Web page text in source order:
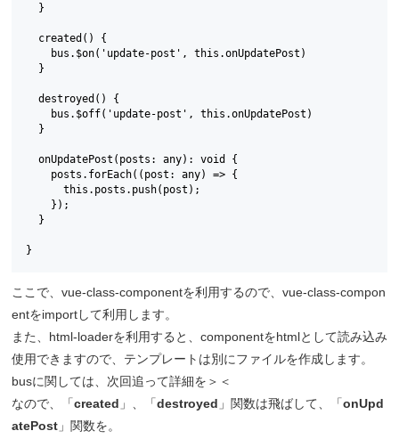
  }
  created() {
    bus.$on('update-post', this.onUpdatePost)
  }
  destroyed() {
    bus.$off('update-post', this.onUpdatePost)
  }
  onUpdatePost(posts: any): void {
    posts.forEach((post: any) => {
      this.posts.push(post);
    });
  }
}
ここで、vue-class-componentを利用するので、vue-class-compon
entをimportして利用します。
また、html-loaderを利用すると、componentをhtmlとして読み込み
使用できますので、テンプレートは別にファイルを作成します。
busに関しては、次回追って詳細を＞＜
なので、「created 」、「destroyed 」関数は飛ばして、「onUpd
atePost 」関数を。